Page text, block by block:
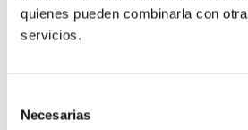
quienes pueden combinarla con
servicios.
Necesarias